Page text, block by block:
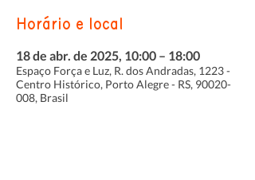
Horário e local
18 de abr. de 2025, 10:00 – 18:00
Espaço Força e Luz, R. dos Andradas, 1223 -
Centro Histórico, Porto Alegre - RS, 90020-
008, Brasil